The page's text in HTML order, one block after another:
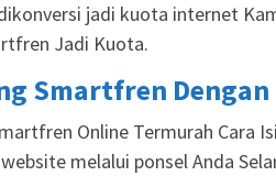
jadi kuota internet
Jadi Kuota.
Smartfren Dengan
Online Termurah Cara
melalui ponsel Anda